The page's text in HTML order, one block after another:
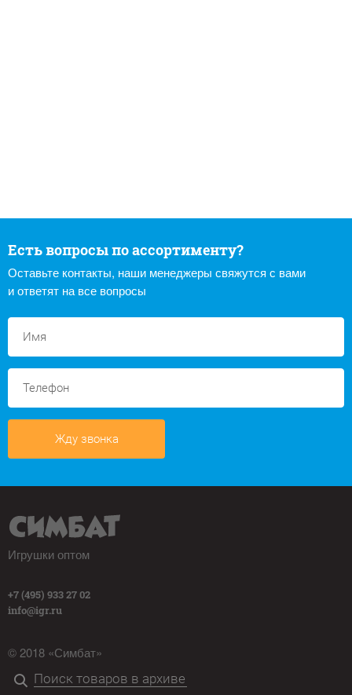
Есть вопросы по ассортименту?
Оставьте контакты, наши менеджеры свяжутся с вами
и ответят на все вопросы
Жду звонка
Игрушки оптом
+7 (495) 933 27 02
info@igr.ru
© 2018 «Симбат»